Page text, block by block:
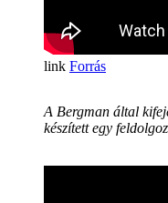
Forrás
A Bergman által
készített egy